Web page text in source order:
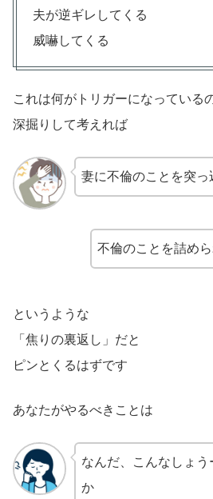
夫が逆ギレしてくる
威嚇してくる
これは何がトリガーになっている
深掘りして考えれば
妻に不倫のことを突っ
不倫のことを詰め
というような
「焦りの裏返し」だと
ピンとくるはずです
あなたがやるべきことは
なんだ、こんなしょ
か